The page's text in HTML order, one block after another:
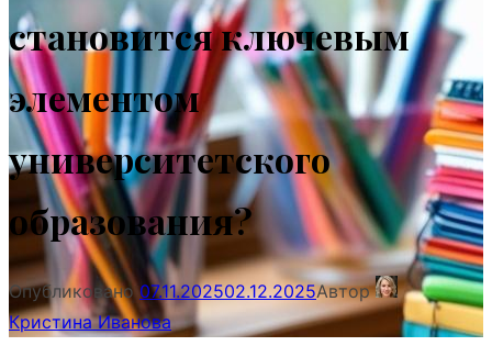
становится ключевым
элементом
университетского
образования?
Опубликовано 07.11.202502.12.2025Автор
Кристина Иванова